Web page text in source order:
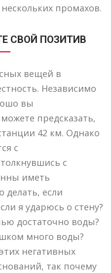
промахов.
СВОЙ ПОЗИТИВ
вещей в
Независимо
вы
предсказать,
42 км. Однако
с
с
иметь
делать, если
я ударюсь о стену?
достаточно воды?
много воды?
негативных
так почему